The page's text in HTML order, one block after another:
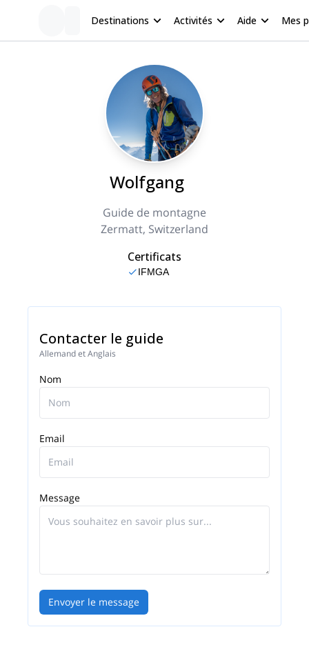
Destinations Activités Aide Mes
Wolfgang
Guide de montagne
Zermatt, Switzerland
Certificats
IFMGA
Contacter le guide
Allemand et Anglais
Nom
Email
Message
Envoyer le message